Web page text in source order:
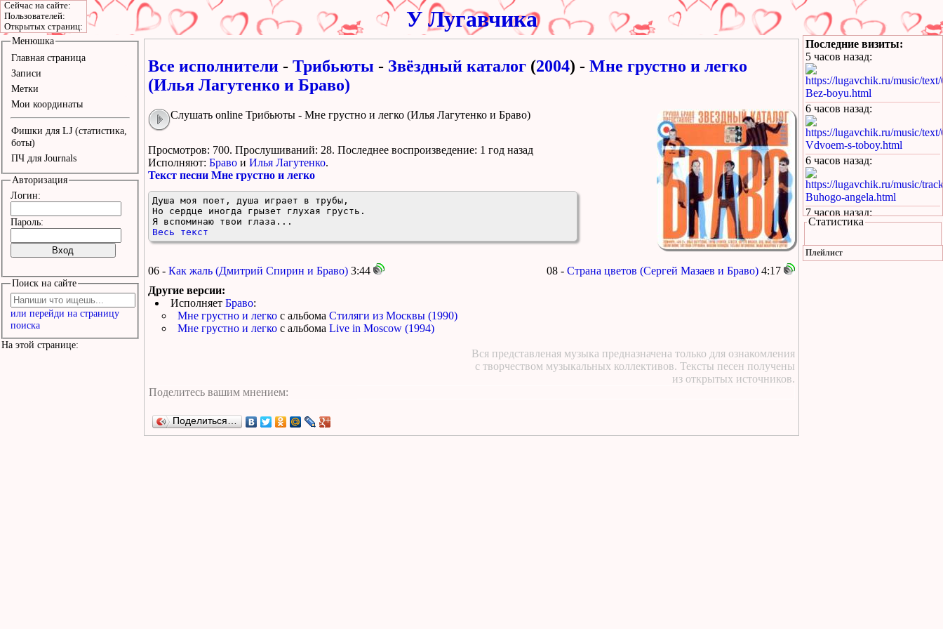
У Лугавчика
Все исполнители - Трибьюты - Звёздный каталог (2004) - Мне грустно и легко
(Илья Лагутенко и Браво)
Слушать online Трибьюты - Мне грустно и легко (Илья Лагутенко и Браво)
Просмотров: 700. Прослушиваний: 28. Поcледнее воспроизведение: 1 год назад
Исполняют: Браво и Илья Лагутенко.
Текст песни Мне грустно и легко
Душа моя поет, душа играет в трубы,
Но сердце иногда грызет глухая грусть.
Я вспоминаю твои глаза...
Весь текст
06 - Как жаль (Дмитрий Спирин и Браво) 3:44 08 - Страна цветов (Сергей Мазаев и Браво) 4:17
Другие версии:
Исполняет Браво:
Мне грустно и легко с альбома Стиляги из Москвы (1990)
Мне грустно и легко с альбома Live in Moscow (1994)
Вся представленая музыка предназначена только для ознакомления
с творчеством музыкальных коллективов. Тексты песен получены
из открытых источников.
Поделиться…
Менюшка
Главная страница
Записи
Метки
Мои координаты
Фишки для LJ (статистика,
боты)
ПЧ для Journals
Авторизация
Логин:
Пароль:
Поиск на сайте
или перейди на страницу
поиска
На этой странице:
Последние визиты:
5 часов назад:
https://lugavchik.ru/music/
Bez-boyu.html
6 часов назад:
https://lugavchik.ru/music/
Vdvoem-s-toboy.html
6 часов назад:
https://lugavchik.ru/music/
Buhogo-angela.html
7 часов назад:
у курского вокзала стою
21 час назад
Статистика
Плейлист
Сейчас на сайте:
Пользователей:
Открытых страниц: